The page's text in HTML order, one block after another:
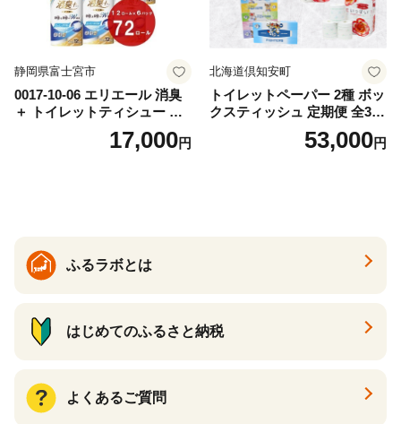
静岡県富士宮市
0017-10-06 エリエール 消臭
＋ トイレットティシュー し
っかり香るフレッシュクリア
の香り ダブル 12ロール×6パ
17,000円
北海道倶知安町
トイレットペーパー 2種 ボッ
クスティッシュ 定期便 全3
回 日本製 まとめ買い 防災
常備品 日用雑貨 消耗品 生活
53,000円
ふるラボとは
はじめてのふるさと納税
よくあるご質問